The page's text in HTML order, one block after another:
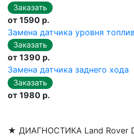
от 1590 р.
Замена датчика уровня
от 1390 р.
Замена датчика заднего хода
от 1980 р.
★ ДИАГНОСТИКА Land Rover